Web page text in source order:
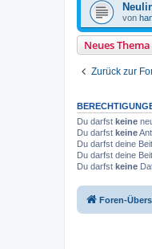
von
Neues Thema
Zurück zur
Du darfst keine
Du darfst keine
Du darfst deine
Du darfst deine
Du darfst keine
Foren-